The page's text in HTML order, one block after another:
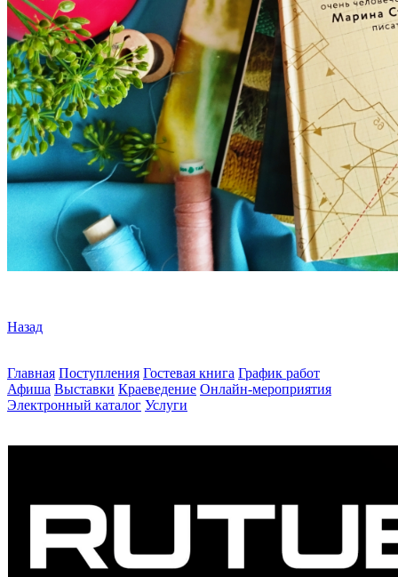
Назад
Главная Поступления Гостевая книга График работ
Афиша Выставки Краеведение Онлайн-мероприятия
Электронный каталог Услуги